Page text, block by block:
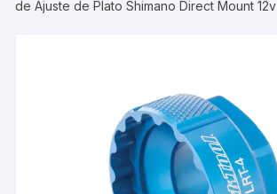
de Ajuste de Plato Shimano Direct Mount 12v